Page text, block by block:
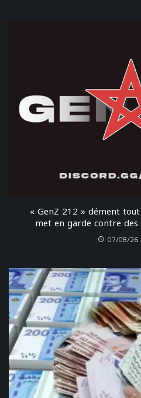
« GenZ 212 » dément
met en garde contre
07/08/26